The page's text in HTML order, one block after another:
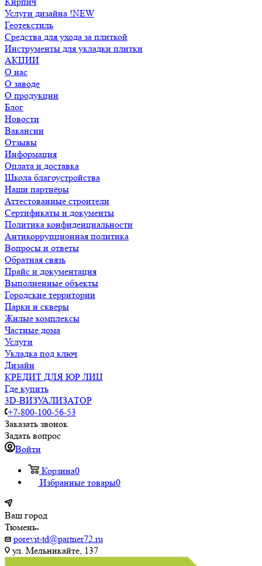
Услуги дизайна !NEW
Геотекстиль
Средства для ухода за плиткой
Инструменты для укладки плитки
АКЦИИ
О нас
О заводе
О продукции
Блог
Новости
Вакансии
Отзывы
Информация
Оплата и доставка
Школа благоустройства
Наши партнёры
Аттестованные строители
Сертификаты и документы
Политика конфиденциальности
Антикоррупционная политика
Вопросы и ответы
Обратная связь
Прайс и документация
Выполненные объекты
Городские территории
Парки и скверы
Жилые комплексы
Частные дома
Услуги
Укладка под ключ
Дизайн
КРЕДИТ ДЛЯ ЮР ЛИЦ
Где купить
3D-ВИЗУАЛИЗАТОР
+7-800-100-56-53
Заказать звонок
Задать вопрос
Войти
Корзина0
Избранные товары0
Ваш город
Тюмень
porevit-td@partner72.ru
ул. Мельникайте, 137